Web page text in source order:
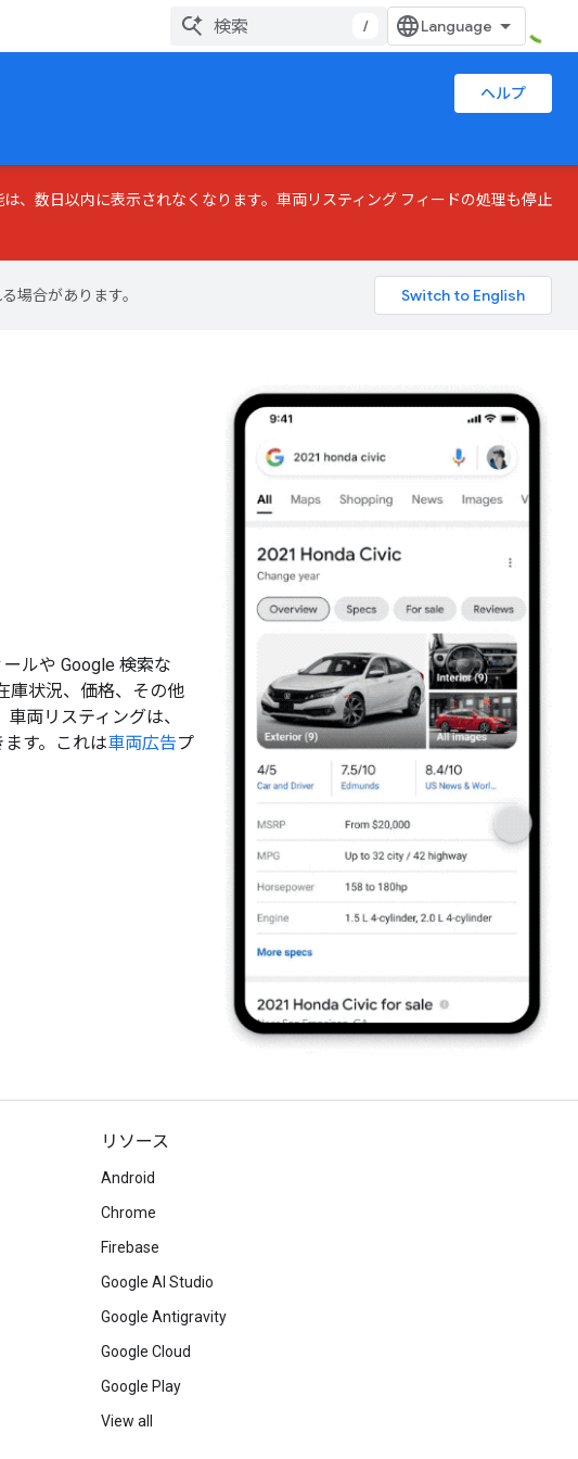
/
ヘルプ
、数日以内に表示されなくなります。車両リスティング フィードの処理も停止
場合があります。
ルや Google 検索な
庫状況、価格、その他
両リスティングは、
す。これは車両広告プ
リソース
Android
Chrome
Firebase
Google AI Studio
Google Antigravity
Google Cloud
Google Play
View all